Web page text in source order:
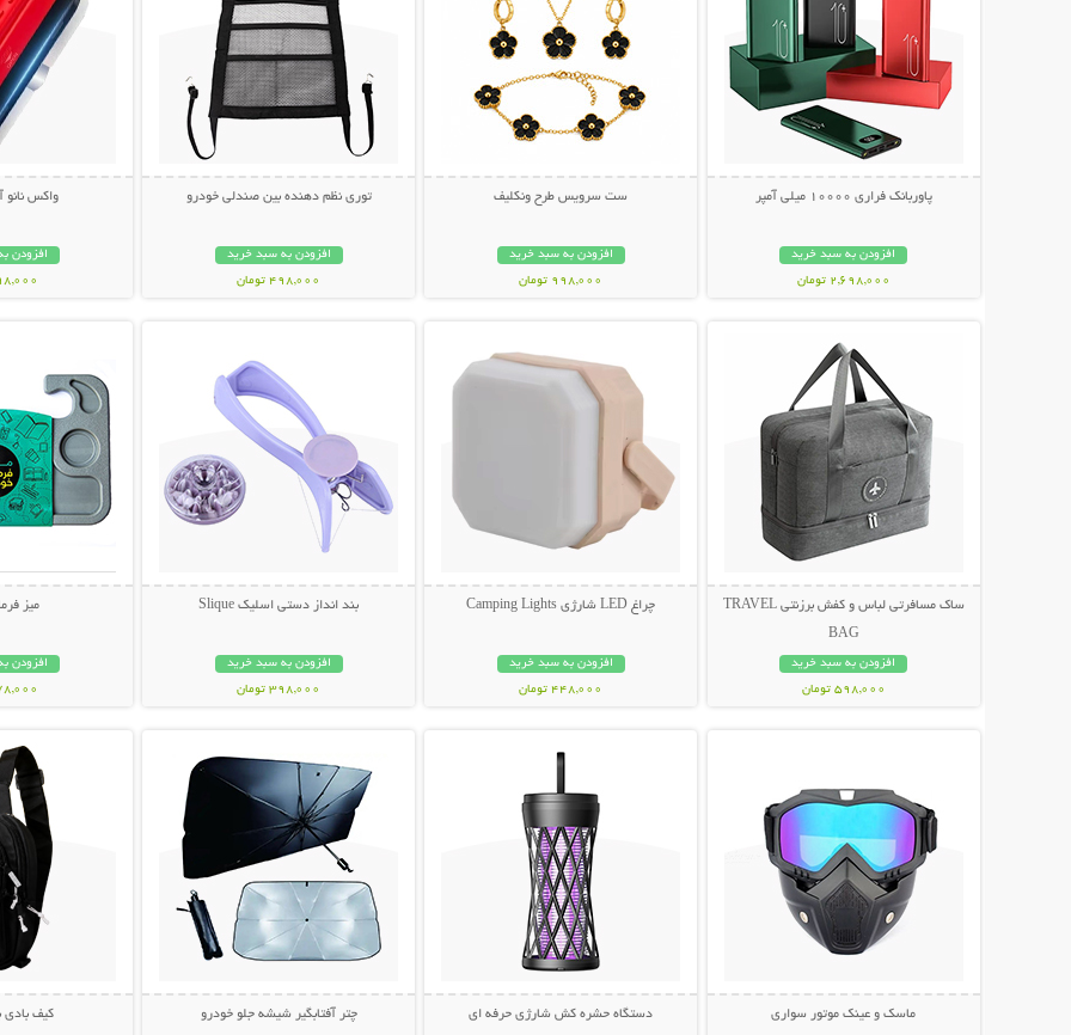
پاوربانک فراری 10000 میلی آمپر
افزودن به سبد خرید
2,698,000 تومان
ست سرویس طرح ونکلیف
افزودن به سبد خرید
998,000 تومان
توری نظم دهنده بین صندلی خودرو
افزودن به سبد خرید
498,000 تومان
واکس نانو
افزودن
398,000
ساک مسافرتی لباس و کفش برزنتی TRAVEL
BAG
افزودن به سبد خرید
598,000 تومان
چراغ LED شارژی Camping Lights
افزودن به سبد خرید
448,000 تومان
بند انداز دستی اسلیک Slique
افزودن به سبد خرید
398,000 تومان
میز
افزودن
478,000
ماسک و عینک موتور سواری دستگاه حشره کش شارژی حرفه ای چتر آفتابگیر شیشه جلو خودرو کیف